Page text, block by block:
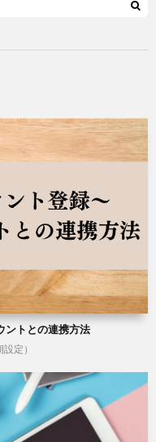
ントとの連携方法
定）